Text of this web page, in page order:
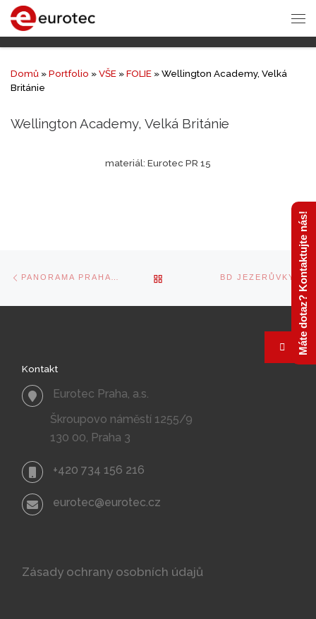
Domů »Portfolio »VŠE »FOLIE »Wellington Academy, Velká
Británie
Wellington Academy, Velká Británie
materiál: Eurotec PR 15
v
příspěvcích
PANORAMA PRAHA STRAHOV
TO
BD JEZERŮVKY
Kontakt
Eurotec Praha, a.s.
Škroupovo náměstí 1255/9
130 00, Praha 3
+420 734 156 216
eurotec@eurotec.cz
Zásady ochrany osobních údajů
Máte dotaz? Kontaktujte nás!